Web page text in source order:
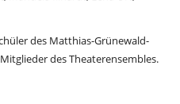
des Matthias-Grünewald-
des Theaterensembles.